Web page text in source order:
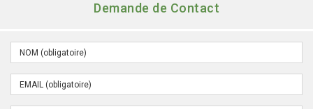
Demande de Contact